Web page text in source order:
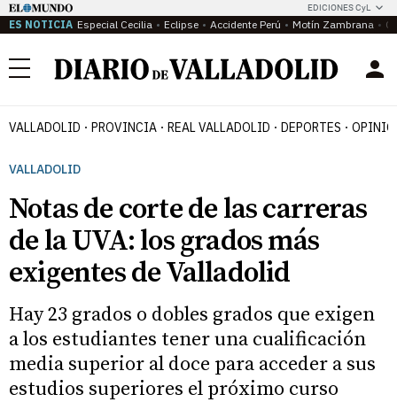
EDICIONES CyL
ES NOTICIA Especial Cecilia Eclipse Accidente Perú Motín Zambrana
Menú
VALLADOLID PROVINCIA REAL VALLADOLID DEPORTES
VALLADOLID
Notas de corte de las carreras
de la UVA: los grados más
exigentes de Valladolid
Hay 23 grados o dobles grados que exigen
a los estudiantes tener una cualificación
media superior al doce para acceder a sus
estudios superiores el próximo curso